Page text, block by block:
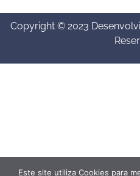
Copyright © 2023
Este site utiliza Cookies para